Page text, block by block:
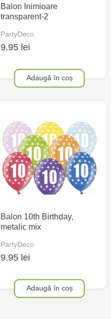
Balon Inimioare
transparent-2
PartyDeco
9.95 lei
Adaugă în coș
Balon 10th Birthday,
metalic mix
PartyDeco
9.95 lei
Adaugă în coș